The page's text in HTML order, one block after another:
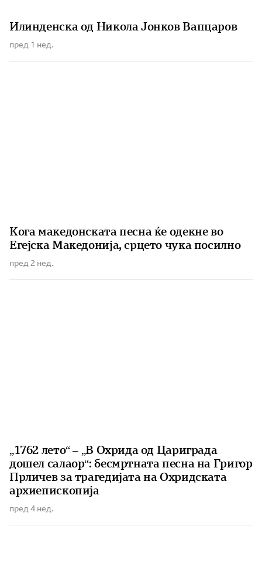
Илинденска од Никола Јонков Вапцаров
пред 1 нед.
Кога македонската песна ќе одекне во
Егејска Македонија, срцето чука посилно
пред 2 нед.
„1762 лето“ – „В Охрида од Цариграда
дошел салаор“: бесмртната песна на Григор
Прличев за трагедијата на Охридската
архиепископија
пред 4 нед.